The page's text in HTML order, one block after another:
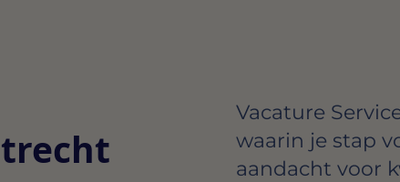
Vacature
waarin je stap
aandacht voor